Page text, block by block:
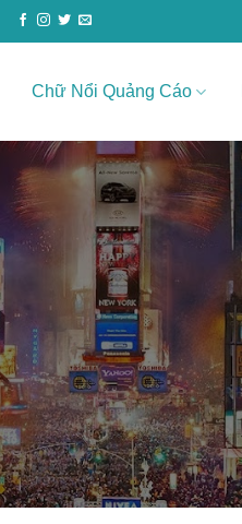
Chữ Nổi Quảng Cáo